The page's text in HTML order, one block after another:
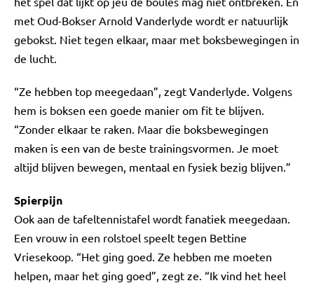
met Oud-Bokser Arnold Vanderlyde wordt er natuurlijk
gebokst. Niet tegen elkaar, maar met boksbewegingen in
de lucht.
“Ze hebben top meegedaan”, zegt Vanderlyde. Volgens
hem is boksen een goede manier om fit te blijven.
“Zonder elkaar te raken. Maar die boksbewegingen
maken is een van de beste trainingsvormen. Je moet
altijd blijven bewegen, mentaal en fysiek bezig blijven.”
Spierpijn
Ook aan de tafeltennistafel wordt fanatiek meegedaan.
Een vrouw in een rolstoel speelt tegen Bettine
Vriesekoop. “Het ging goed. Ze hebben me moeten
helpen, maar het ging goed”, zegt ze. “Ik vind het heel